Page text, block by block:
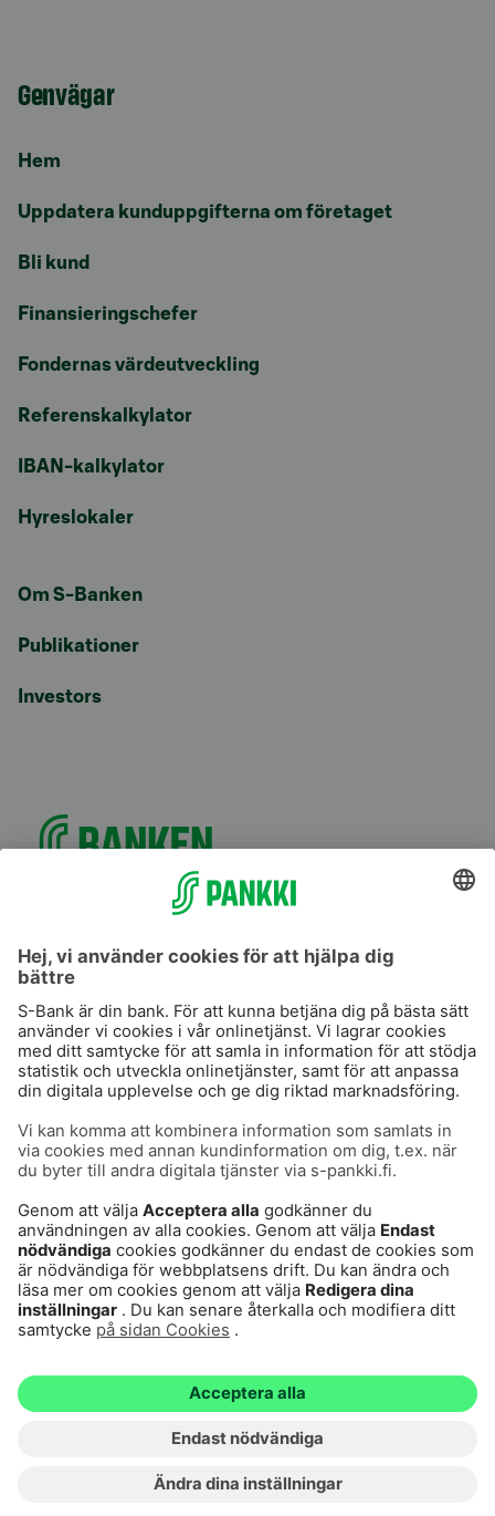
Genvägar
Hem
Uppdatera kunduppgifterna om företaget
Bli kund
Finansieringschefer
Fondernas värdeutveckling
Referenskalkylator
IBAN-kalkylator
Hyreslokaler
Om S-Banken
Publikationer
Investors
S-Prime
S-Prime 2,0 %
Användarvillkor
Cookies